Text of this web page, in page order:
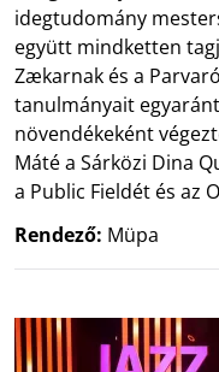
idegtudomány
együtt mindketten
Zækarnak és a
tanulmányait
növendékeként
Máté a Sárközi Dina
a Public Fieldét és az
Rendező: Müpa